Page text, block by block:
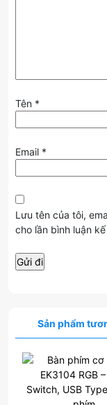
Tên *
Email *
Lưu tên của tôi,
cho lần bình luận
Sản phẩm